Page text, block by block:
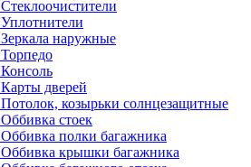
Стеклоочистители
Уплотнители
Зеркала наружные
Торпедо
Консоль
Карты дверей
Потолок, козырьки солнцезащитные
Оббивка стоек
Оббивка полки багажника
Оббивка крышки багажника